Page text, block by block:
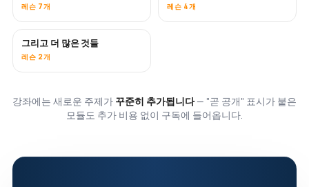
레슨 7개 레슨 4개
곧 공개
그리고 더 많은 것들
레슨 2개
강좌에는 새로운 주제가 꾸준히 추가됩니다— "곧 공개" 표시가 붙은
모듈도 추가 비용 없이 구독에 들어옵니다.